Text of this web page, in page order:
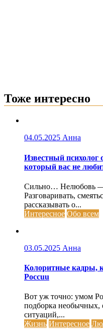
Тоже интересно
04.05.2025 Анна
Известный психолог
который вас не
Сильно… Нелюбовь —
Разговаривать,
рассказывать о...
Интересное Обо всем
03.05.2025 Анна
Колоритные кадры,
Россuu
Вот уж точно: умом
подборка
ситуаций,...
Жизнь Интересное